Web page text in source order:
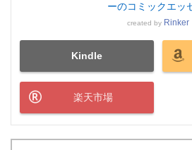
ーのコミックエッ
created by Rinker
Kindle
楽天市場